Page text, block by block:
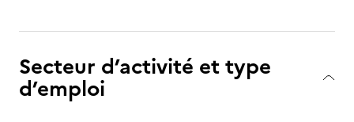
Secteur d’activité et type
d’emploi